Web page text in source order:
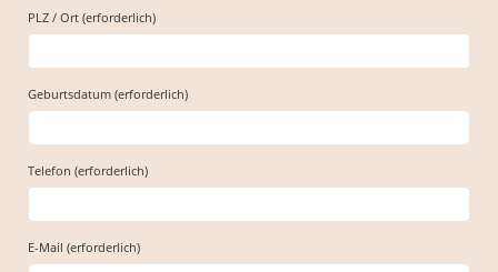
PLZ / Ort (erforderlich)
Geburtsdatum (erforderlich)
Telefon (erforderlich)
E-Mail (erforderlich)